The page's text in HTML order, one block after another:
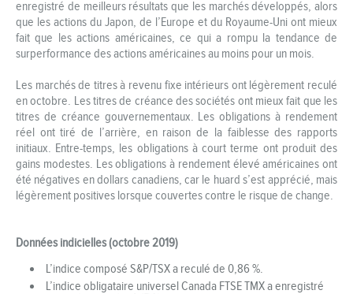
enregistré de meilleurs résultats que les marchés développés, alors
que les actions du Japon, de l’Europe et du Royaume-Uni ont mieux
fait que les actions américaines, ce qui a rompu la tendance de
surperformance des actions américaines au moins pour un mois.
Les marchés de titres à revenu fixe intérieurs ont légèrement reculé
en octobre. Les titres de créance des sociétés ont mieux fait que les
titres de créance gouvernementaux. Les obligations à rendement
réel ont tiré de l’arrière, en raison de la faiblesse des rapports
initiaux. Entre-temps, les obligations à court terme ont produit des
gains modestes. Les obligations à rendement élevé américaines ont
été négatives en dollars canadiens, car le huard s’est apprécié, mais
légèrement positives lorsque couvertes contre le risque de change.
Données indicielles (octobre 2019)
L’indice composé S&P/TSX a reculé de 0,86 %.
L’indice obligataire universel Canada FTSE TMX a enregistré